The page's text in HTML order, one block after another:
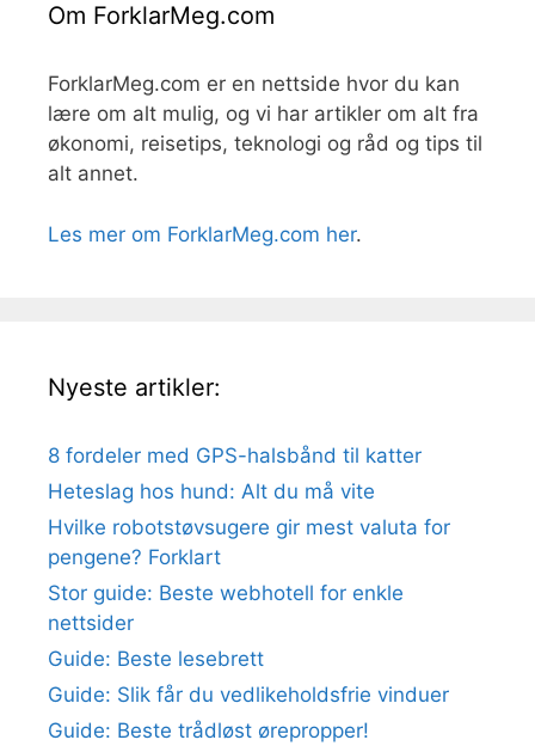
Om ForklarMeg.com
ForklarMeg.com er en nettside hvor du kan
lære om alt mulig, og vi har artikler om alt fra
økonomi, reisetips, teknologi og råd og tips til
alt annet.
Les mer om ForklarMeg.com her.
Nyeste artikler:
8 fordeler med GPS-halsbånd til katter
Heteslag hos hund: Alt du må vite
Hvilke robotstøvsugere gir mest valuta for
pengene? Forklart
Stor guide: Beste webhotell for enkle
nettsider
Guide: Beste lesebrett
Guide: Slik får du vedlikeholdsfrie vinduer
Guide: Beste trådløst ørepropper!